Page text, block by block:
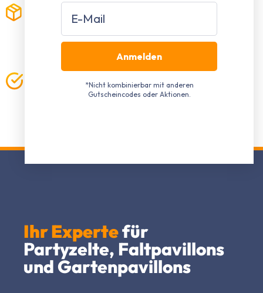
Kostenloser Versand²
Keine versteckten Kosten - Deutschlandweit
Versand gratis
Qualität direkt vom Hersteller
Durchdachte Konstruktionen zu fairen Preisen im
Ihr Expertefür
Partyzelte, Faltpavillons
und Gartenpavillons
Email
Anmelden
*Nicht kombinierbar mit anderen
Gutscheincodes oder Aktionen.